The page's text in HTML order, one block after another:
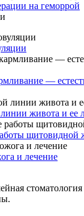
на геморрой
—
живота и ее
щитовидной
и лечение